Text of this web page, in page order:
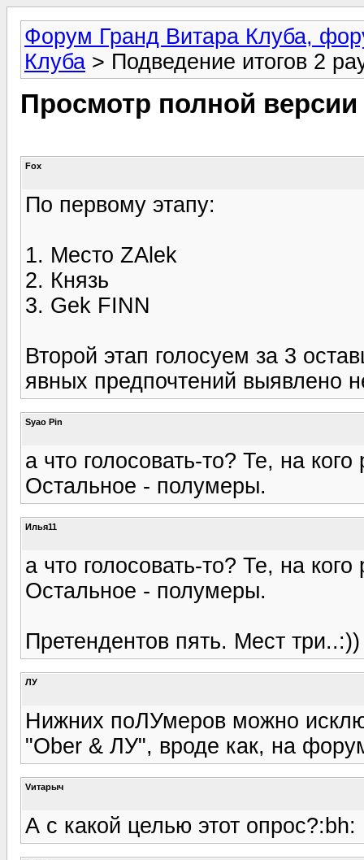
Форум Гранд Витара Клуба,
Клуба > Подведение итогов 2
Просмотр полной
Fox
По первому этапу:
1. Место ZAlek
2. Князь
3. Gek FINN
Второй этап голосуем за 3
явных предпочтений выявлено
Syao Pin
а что голосовать-то? Те, на
Остальное - полумеры.
Илья11
а что голосовать-то? Те, на
Остальное - полумеры.
Претендентов пять. Мест три..:))
ЛУ
Нижних поЛУмеров можно
"Ober & ЛУ", вроде как, на
Vитарыч
А с какой целью этот опрос?:bh: